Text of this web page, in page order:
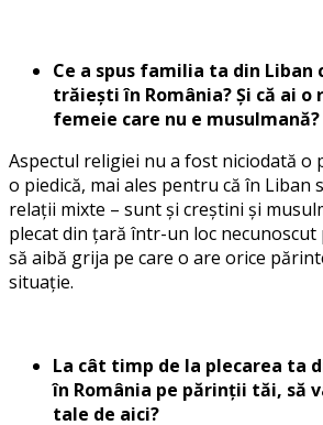
Ce a spus familia ta din Liban
trăiești în România? Și că ai o
femeie care nu e musulmană?
Aspectul religiei nu a fost niciodată o
o piedică, mai ales pentru că în Liban
relații mixte – sunt și creștini și
plecat din țară într-un loc
să aibă grija pe care o are orice
situație.
La cât timp de la plecarea ta
în România pe părinții tăi, să
tale de aici?